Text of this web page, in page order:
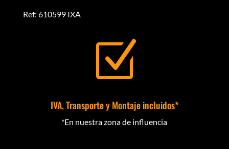
Ref: 610599 IXA
Z
IVA, Transporte y Montaje incluidos*
*En nuestra zona de influencia